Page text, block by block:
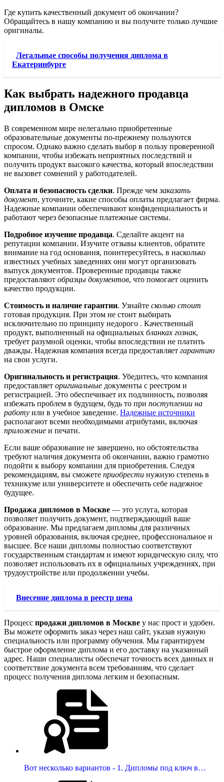
Где купить качественный документ об окончании?
Обращайтесь в нашу компанию и вы получите только лучшие
оригиналы.
Легальные способы получения диплома в
Екатеринбурге
Как выбрать надежного продавца
дипломов в Омске
В современном мире нелегально приобретенные
образовательные документы по-прежнему пользуются
спросом. Однако важно сделать выбор в пользу проверенной
компании, чтобы избежать неприятных последствий и
получить продукт высокого качества, который впоследствии
не вызовет сомнений у работодателей.
Оплата и безопасность сделки. Прежде чемзаказать
документ, уточните, какие способы оплаты предлагает фирма.
Надежные компании обеспечивают конфиденциальность и
работают через безопасные платежные системы.
Подробное изучение продавца. Сделайте акцент на
репутации компании. Изучите отзывы клиентов, обратите
внимание на год основания, поинтересуйтесь, в насколько
известных учебных заведениях они могут организовать
выпуск документов. Проверенные продавцы также
предоставляют образцы документов, что помогает оценить
качество продукции.
Стоимость и наличие гарантии. Узнайте сколько стоит
готовая продукция. При этом не стоит выбирать
исключительно по принципу недорого . Качественный
продукт, выполненный на официальных бланках гознак,
требует разумной оценки, чтобы впоследствии не платить
дважды. Надежная компания всегда предоставляет гарантию
на свои услуги.
Оригинальность и регистрация. Убедитесь, что компания
предоставляет оригинальные документы с реестром и
регистрацией. Это обеспечивает их подлинность, позволяя
избежать проблем в будущем, будь то при поступлении на
работу или в учебное заведение. Надежные источники
располагают всеми необходимыми атрибутами, включая
приложение и печати.
Если ваше образование не завершено, но обстоятельства
требуют наличия документа об окончании, важно грамотно
подойти к выбору компании для приобретения. Следуя
рекомендациям, вы сможете приобрести нужную степень в
техникуме или университете и обеспечить себе надежное
будущее.
Продажа дипломов в Москве — это услуга, которая
позволяет получить документ, подтверждающий ваше
образование. Мы предлагаем дипломы для различных
уровней образования, включая среднее, профессиональное и
высшее. Все наши дипломы полностью соответствуют
государственным стандартам и имеют юридическую силу, что
позволяет использовать их в официальных учреждениях, при
трудоустройстве или продолжении учебы.
Внесение диплома в реестр цена
Процесс продажи дипломов в Москве у нас прост и удобен.
Вы можете оформить заказ через наш сайт, указав нужную
специальность или программу обучения. Мы гарантируем
быстрое оформление диплома и его доставку на указанный
адрес. Наши специалисты обеспечат точность всех данных и
соответствие документа всем требованиям, что сделает
процесс получения диплома легким и безопасным.
Вот несколько вариантов - 1. Дипломы под ключ в…